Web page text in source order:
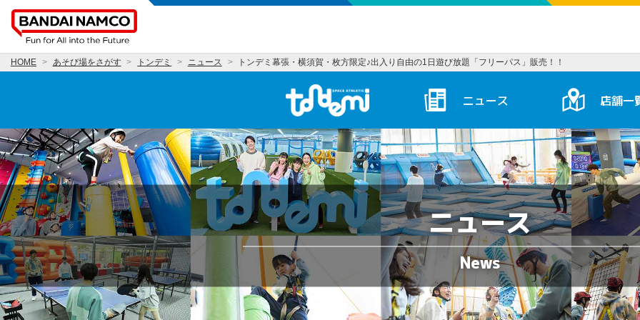
HOME あそび場をさがす トンデミ ニュース トンデミ幕張・横須賀・枚方限定♪出入り自由の1日遊び放題「フリーパス」販売！！
トンデミ HOME ニュース 店舗一
ニュース